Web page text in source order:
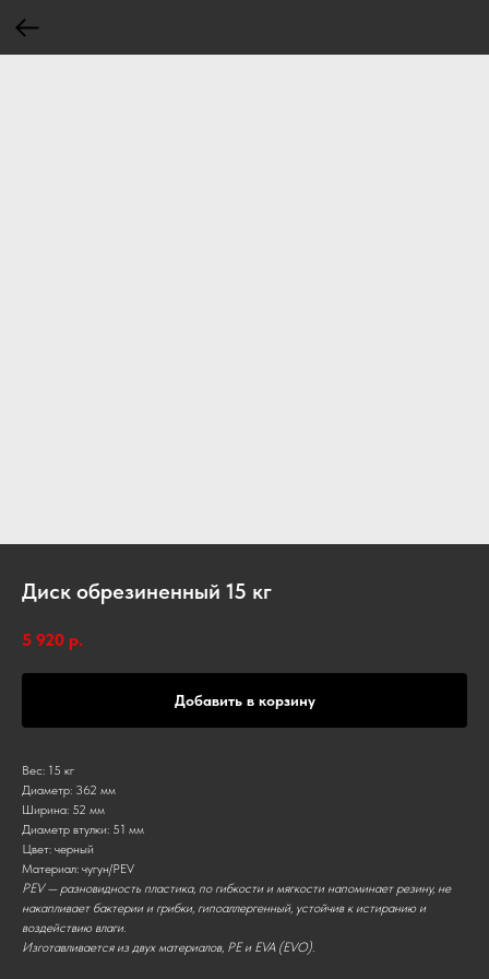
Диск обрезиненный 15 кг
5 920 р.
Добавить в корзину
Вес: 15 кг
Диаметр: 362 мм
Ширина: 52 мм
Диаметр втулки: 51 мм
Цвет: черный
Материал: чугун/PEV
PEV — разновидность пластика, по гибкости и мягкости напоминает резину, не
накапливает бактерии и грибки, гипоаллергенный, устойчив к истиранию и
воздействию влаги.
Изготавливается из двух материалов, PE и EVA (EVO).